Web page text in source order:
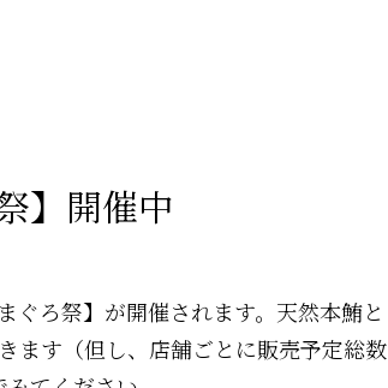
】開催中
ろ祭】が開催されます。天然本鮪と
ます（但し、店舗ごとに販売予定総数